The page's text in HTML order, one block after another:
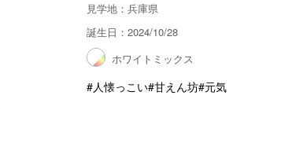
見学地：兵庫県
誕生日：2024/10/28
ホワイトミックス
#人懐っこい#甘えん坊#元気